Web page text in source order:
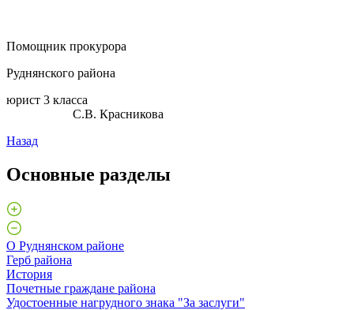
Помощник прокурора
Руднянского района
юрист 3 класса
С.В. Красникова
Назад
Основные разделы
О Руднянском районе
Герб района
История
Почетные граждане района
Удостоенные нагрудного знака "За заслуги"